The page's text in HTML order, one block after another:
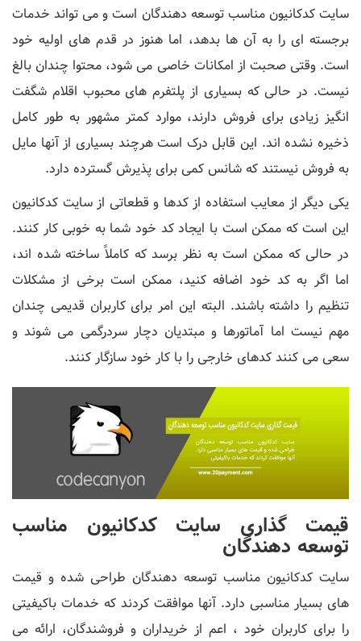
سایت کدکانیون مناسب توسعه دهندگان است و می تواند خدمات
برجسته ای را به آن ها بدهد، اما هنوز در قدم های اولیه خود
است. وقتی صحبت از امکانات خاصی می شود، محتوا چندان بالغ
نیست. در حالی که بسیاری از پلتفرم های محبوب اقلام شگفت
انگیز زیادی برای فروش دارند، موارد کمتر مشهور به طور کامل
ذخیره نشده اند. این قابل درک است هرچند بسیاری از آنها مایل
به فروش نیستند که شانس کمی برای پذیرش گسترده دارد.
یکی دیگر از معایب استفاده از کدها و قطعاتی از سایت کدکانیون
این است که ممکن است با ایجاد کد خود شما به خوبی کار کنند.
در حالی که ممکن است به نظر برسد که کاملاً ساخته شده اند،
اما اگر به کد خود اضافه کنید، ممکن است برخی از مشکلات
تنظیم را داشته باشند. البته این امر برای کاربران قدیمی چندان
مهم نیست اما آماتورها و مبتدیان دچار سردرگمی می شوند و
سعی می کنند کدهای خارجی را با کار خود سازگار کنند.
قیمت گذاری سایت کدکانیون مناسب
توسعه دهندگان
سایت کدکانیون مناسب توسعه دهندگان طراحی شده و قیمت
های بسیار مناسبی دارد. آنها موافقت کردند که خدمات باکیفیتی
را برای کاربران خود ، اعم از خریداران و فروشندگان، ارائه می